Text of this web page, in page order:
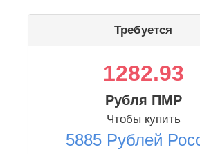
Требуется
1282.93
Рубля ПМР
Чтобы купить
5885 Рублей